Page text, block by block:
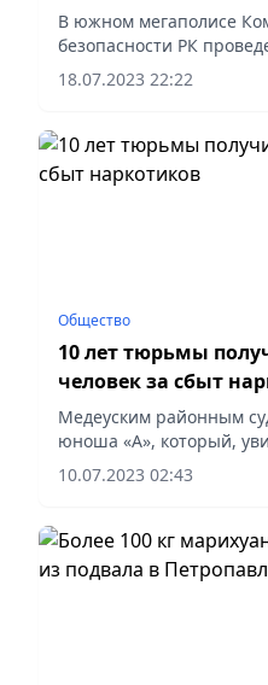
В южном мегаполисе
безопасности РК
итогам которых
две нарколаборатории и
18.07.2023 22:22
Общество
10 лет тюрьмы
человек за сбыт
Медеуским районным
юноша «А», который,
объявление о приеме на
курьера по сбыту через
10.07.2023 02:43